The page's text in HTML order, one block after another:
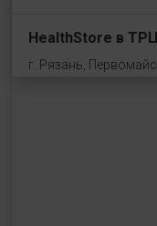
HealthStore в
г. Рязань,
г. Ковров, ул.